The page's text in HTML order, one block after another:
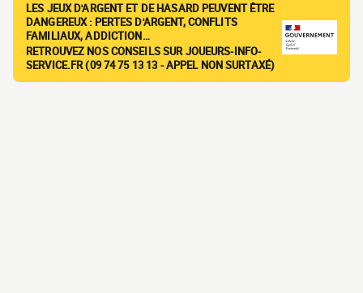
LES JEUX D'ARGENT ET DE HASARD PEUVENT ÊTRE
DANGEREUX : PERTES D'ARGENT, CONFLITS
FAMILIAUX, ADDICTION…
RETROUVEZ NOS CONSEILS SUR JOUEURS-INFO-
SERVICE.FR (09 74 75 13 13 - APPEL NON SURTAXÉ)